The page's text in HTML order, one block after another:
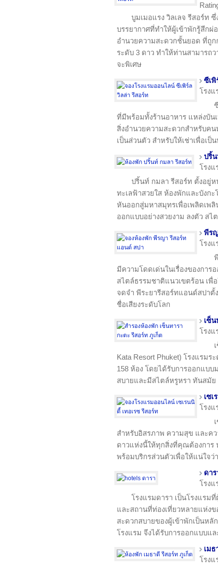
บูมเมอแรง วิลเลจ รีสอร์ท
บรรยากาศที่ทำให้ผู้เข้าพักรู้สึก
อำนวยความสะดวกชั้นยอด ที่ถู
ระดับ 3 ดาว ทำให้ท่านสามารถ
จะพิเศษ
ซีเพิ
โรง
ที่มีพร้อมทั้งร้านอาหาร แหล่งบัน
สิ่งอำนวยความสะดวกสำหรับค
เป็นส่วนตัว สำหรับให้เช่าเพื่อเป็
ปริ้
โรง
ปริ้นท์ กมลา รีสอร์ท ตั้งอยู่
ทะเลฟ้าสวยใส ห้องพักและบังก
หันออกสู่มหาสมุทรเพื่อเพลิดเพ
ออกแบบอย่างสวยงาม ลงตัว สไ
พีร
โรง
มีความโดดเด่นในเรื่องของการ
สไตล์ธรรมชาติแนวเขตร้อน เ
จดจำ พีระยารีสอร์ทแอนด์สปา
ชื่อเสียงระดับโลก
เซ็
โรง
Kata Resort Phuket) โรงแรม
158 ห้อง โดยได้รับการออกแบ
สบายและมีสไตล์หรูหรา ทันสมัย
เซเ
โรง
สำหรับอิสรภาพ ความสุข และค
ดาวแห่งนี้ให้ทุกสิ่งที่คุณต้องการ
พร้อมบริกรส่วนตัวเพื่อให้แน่ใจ
ดาร
โรง
โรงแรมดารา เป็นโรงแรม
และสถานที่ท่องเที่ยวหลายแห่งข
สะดวกสบายของผู้เข้าพักเป็นห
โรงแรม จึงได้รับการออกแบบแ
เม
โรง